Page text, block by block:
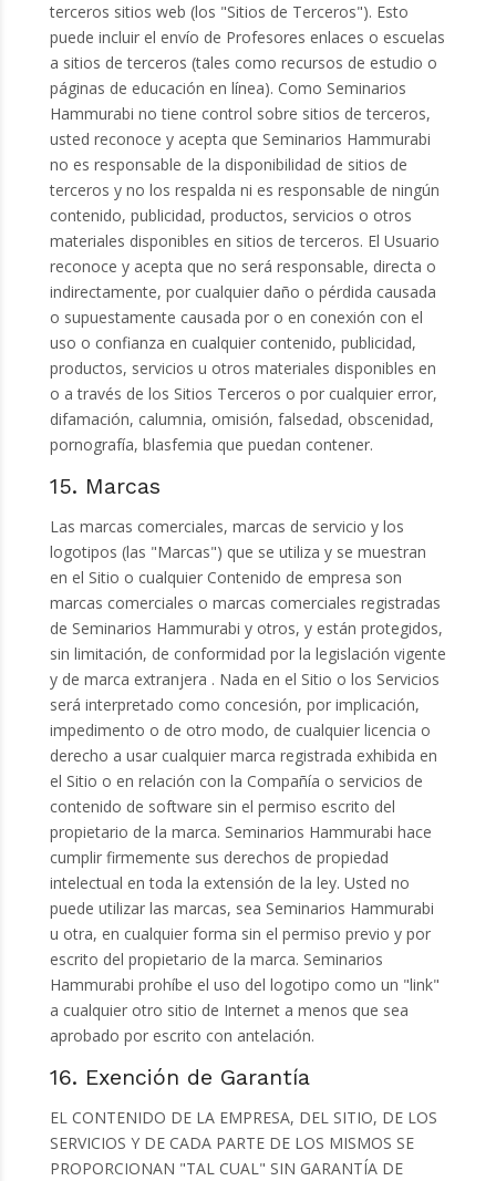
terceros sitios web (los "Sitios de Terceros"). Esto
puede incluir el envío de Profesores enlaces o escuelas
a sitios de terceros (tales como recursos de estudio o
páginas de educación en línea). Como Seminarios
Hammurabi no tiene control sobre sitios de terceros,
usted reconoce y acepta que Seminarios Hammurabi
no es responsable de la disponibilidad de sitios de
terceros y no los respalda ni es responsable de ningún
contenido, publicidad, productos, servicios o otros
materiales disponibles en sitios de terceros. El Usuario
reconoce y acepta que no será responsable, directa o
indirectamente, por cualquier daño o pérdida causada
o supuestamente causada por o en conexión con el
uso o confianza en cualquier contenido, publicidad,
productos, servicios u otros materiales disponibles en
o a través de los Sitios Terceros o por cualquier error,
difamación, calumnia, omisión, falsedad, obscenidad,
pornografía, blasfemia que puedan contener.
15. Marcas
Las marcas comerciales, marcas de servicio y los
logotipos (las "Marcas") que se utiliza y se muestran
en el Sitio o cualquier Contenido de empresa son
marcas comerciales o marcas comerciales registradas
de Seminarios Hammurabi y otros, y están protegidos,
sin limitación, de conformidad por la legislación vigente
y de marca extranjera . Nada en el Sitio o los Servicios
será interpretado como concesión, por implicación,
impedimento o de otro modo, de cualquier licencia o
derecho a usar cualquier marca registrada exhibida en
el Sitio o en relación con la Compañía o servicios de
contenido de software sin el permiso escrito del
propietario de la marca. Seminarios Hammurabi hace
cumplir firmemente sus derechos de propiedad
intelectual en toda la extensión de la ley. Usted no
puede utilizar las marcas, sea Seminarios Hammurabi
u otra, en cualquier forma sin el permiso previo y por
escrito del propietario de la marca. Seminarios
Hammurabi prohíbe el uso del logotipo como un "link"
a cualquier otro sitio de Internet a menos que sea
aprobado por escrito con antelación.
16. Exención de Garantía
EL CONTENIDO DE LA EMPRESA, DEL SITIO, DE LOS
SERVICIOS Y DE CADA PARTE DE LOS MISMOS SE
PROPORCIONAN "TAL CUAL" SIN GARANTÍA DE